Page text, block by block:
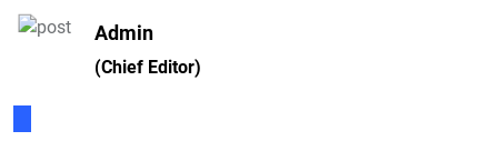
Admin
(Chief Editor)